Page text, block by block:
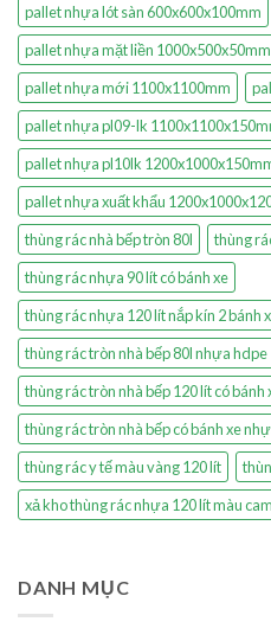
pallet nhựa lót sàn 600x600x100mm
pallet nhựa mặt liền
pallet nhựa mới 1100x1100mm
pallet nhựa pl09-lk
pallet nhựa pl10lk
pallet nhựa xuất khẩu
thùng rác nhà bếp tròn 80l
thùng
thùng rác nhựa 90 lít có bánh xe
thùng rác nhựa 120 lít nắp kín 2 bánh
thùng rác tròn nhà bếp 80l nhựa hdpe
thùng rác tròn nhà bếp 120 lít có bánh
thùng rác tròn nhà bếp có bánh xe
thùng rác y tế màu vàng 120 lít
xả kho thùng rác nhựa 120 lít màu cam
DANH MỤC